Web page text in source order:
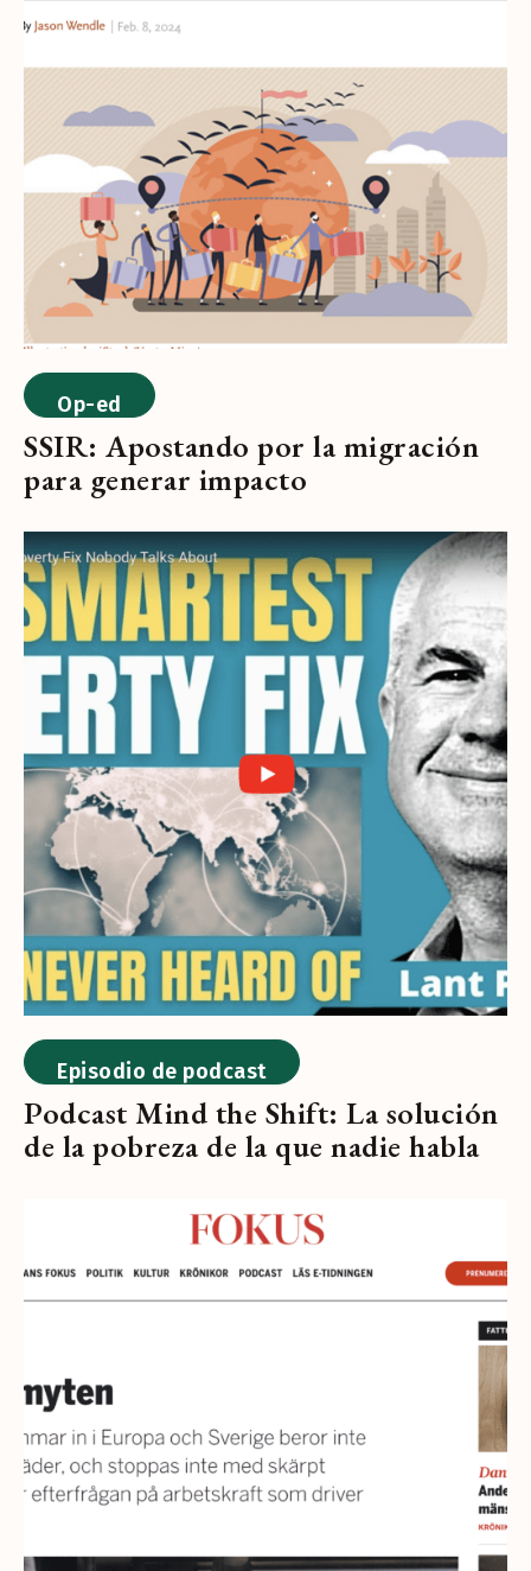
Op-ed
SSIR: Apostando por la migración
para generar impacto
Episodio de podcast
Podcast Mind the Shift: La solución
de la pobreza de la que nadie habla